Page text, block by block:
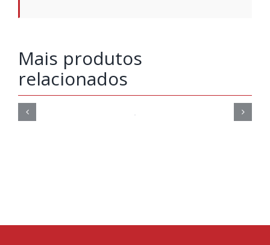
Mais produtos
relacionados